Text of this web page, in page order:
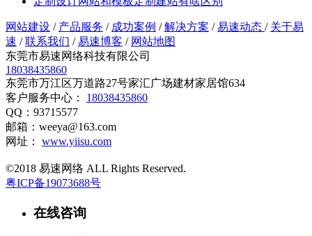
网站建设 / 产品服务 / 成功案例 / 解决方案 / 易速动态 / 关于易
速 / 联系我们 / 易速博客 / 网站地图
东莞市易速网络科技有限公司
18038435860
东莞市万江区万道路27号家汇广场建材家居馆634
客户服务中心： 18038435860
QQ：93715577
邮箱：weeya@163.com
网址： www.yiisu.com
©2018 易速网络 ALL Rights Reserved.
粤ICP备19073688号
在线咨询